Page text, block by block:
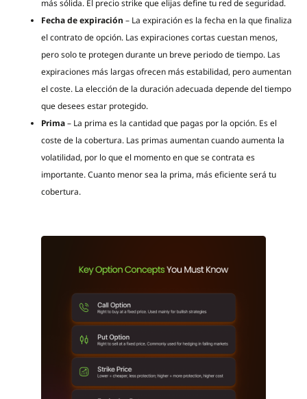
más sólida. El precio strike que elijas define tu red de seguridad.
Fecha de expiración – La expiración es la fecha en la que finaliza
el contrato de opción. Las expiraciones cortas cuestan menos,
pero solo te protegen durante un breve periodo de tiempo. Las
expiraciones más largas ofrecen más estabilidad, pero aumentan
el coste. La elección de la duración adecuada depende del tiempo
que desees estar protegido.
Prima– La prima es la cantidad que pagas por la opción. Es el
coste de la cobertura. Las primas aumentan cuando aumenta la
volatilidad, por lo que el momento en que se contrata es
importante. Cuanto menor sea la prima, más eficiente será tu
cobertura.